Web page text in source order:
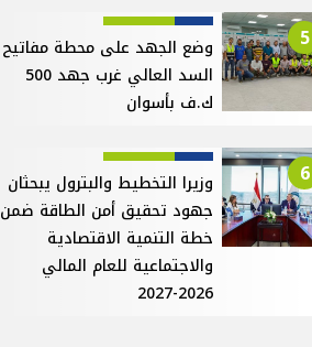
5
وضع الجهد على محطة مفاتيح
السد العالي غرب جهد 500
ك.ف بأسوان
6
وزيرا التخطيط والبترول يبحثان
جهود تحقيق أمن الطاقة ضمن
خطة التنمية الاقتصادية
والاجتماعية للعام المالي
2026-2027